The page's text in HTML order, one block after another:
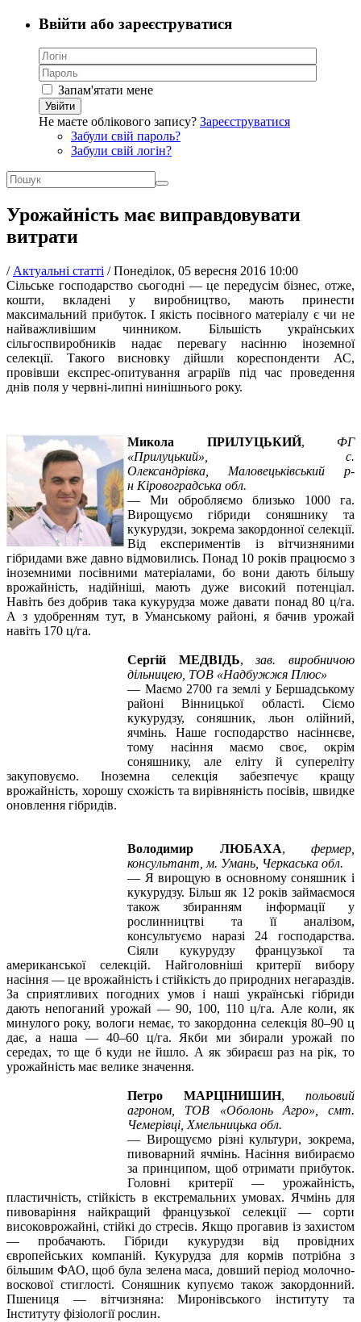
Ввійти або зареєструватися
Запам'ятати мене
Увійти
Не маєте облікового запису? Зареєструватися
Забули свій пароль?
Забули свій логін?
Урожайність має виправдовувати
витрати
/ Актуальні статті /Понеділок, 05 вересня 2016 10:00
Сільське господарство сьогодні — це передусім бізнес, отже,
кошти, вкладені у виробництво, мають принести
максимальний прибуток. І якість посівного матеріалу є чи не
найважливішим чинником. Більшість українських
сільгоспвиробників надає перевагу насінню іноземної
селекції. Такого висновку дійшли кореспонденти АС,
провівши експрес-опитування аграріїв під час проведення
днів поля у червні-липні нинішнього року.
Микола ПРИЛУЦЬКИЙ, ФГ
«Прилуцький», с.
Олександрівка, Маловецьківський р-
н Кіровоградська обл.
—
Ми обробляємо близько 1000 га.
Вирощуємо гібриди соняшнику та
кукурудзи, зокрема закордонної селекції.
Від експериментів із вітчизняними
гібридами вже давно відмовились. Понад 10 років працюємо з
іноземними посівними матеріалами, бо вони дають більшу
врожайність, надійніші, мають дуже високий потенціал.
Навіть без добрив така кукурудза може давати понад 80 ц/га.
А з удобренням тут, в Уманському районі, я бачив урожай
навіть 170 ц/га.
Сергій МЕДВІДЬ,зав. виробничою
дільницею, ТОВ «Надбужжя Плюс»
— Маємо 2700 га землі у Бершадському
районі Вінницької області. Сіємо
кукурудзу, соняшник, льон олійний,
ячмінь. Наше господарство насіннєве,
тому насіння маємо своє, окрім
соняшнику, але еліту й супереліту
закуповуємо. Іноземна селекція забезпечує кращу
врожайність, хорошу схожість та вирівняність посівів, швидке
оновлення гібридів.
Володимир ЛЮБАХА, фермер,
консультант, м. Умань, Черкаська обл.
— Я вирощую в основному соняшник і
кукурудзу. Більш як 12 років займаємося
також збиранням інформації у
рослинництві та її аналізом,
консультуємо наразі 24 господарства.
Сіяли кукурудзу французької та
американської селекцій. Найголовніші критерії вибору
насіння — це врожайність і стійкість до природних негараздів.
За сприятливих погодних умов і наші українські гібриди
дають непоганий урожай — 90, 100, 110 ц/га. Але коли, як
минулого року, вологи немає, то закордонна селекція 80–90 ц
дає, а наша — 40–60 ц/га. Якби ми збирали урожай по
середах, то ще б куди не йшло. А як збираєш раз на рік, то
урожайність має велике значення.
Петро МАРЦІНИШИН, польовий
агроном, ТОВ «Оболонь Агро», смт.
Чемерівці, Хмельницька обл.
— Вирощуємо різні культури, зокрема,
пивоварний ячмінь. Насіння вибираємо
за принципом, щоб отримати прибуток.
Головні критерії — урожайність,
пластичність, стійкість в екстремальних умовах. Ячмінь для
пивоваріння найкращий французької селекції — сорти
високоврожайні, стійкі до стресів. Якщо прогавив із захистом
— пробачають. Гібриди кукурудзи від провідних
європейських компаній. Кукурудза для кормів потрібна з
більшим ФАО, щоб була зелена маса, довший період молочно-
воскової стиглості. Соняшник купуємо також закордонний.
Пшениця — вітчизняна: Миронівського інституту та
Інституту фізіології рослин.